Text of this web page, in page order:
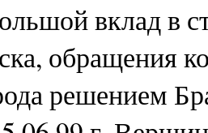
вклад в
обращения
решением